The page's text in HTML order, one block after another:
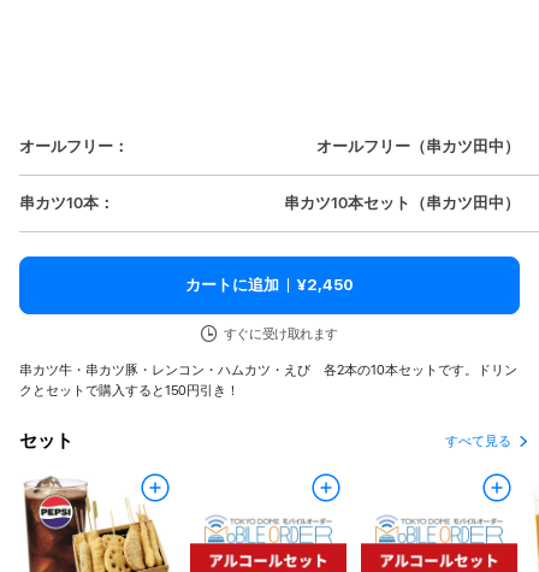
オールフリー ： オールフリー（串カツ田中）
串カツ10本 ： 串カツ10本セット（串カツ田中）
カートに追加 ¥2,450
すぐに受け取れます
串カツ牛・串カツ豚・レンコン・ハムカツ・えび 各2本の10本セットです。ドリン
クとセットで購入すると150円引き！
セット すべて見る